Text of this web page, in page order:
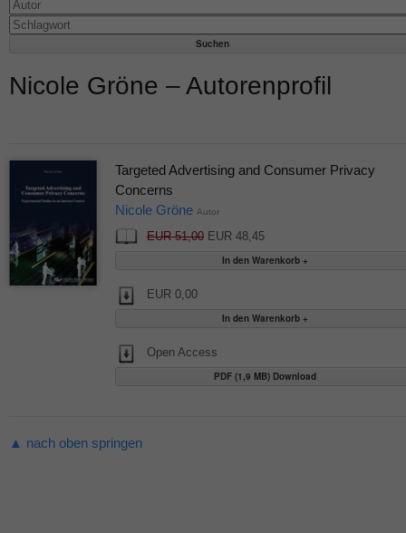
Nicole Gröne – Autorenprofil
Targeted Advertising and Consumer Privacy
Concerns
Nicole Gröne Autor
EUR 51,00EUR 48,45
EUR 0,00
Open Access
PDF (1,9 MB) Download
▲ nach oben springen